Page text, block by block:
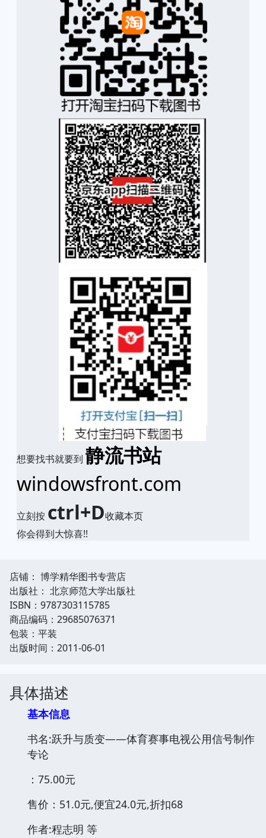
想要找书就要到 静流书站
windowsfront.com
立刻按 ctrl+D收藏本页
你会得到大惊喜!!
店铺： 博学精华图书专营店
出版社： 北京师范大学出版社
ISBN：9787303115785
商品编码：29685076371
包装：平装
出版时间：2011-06-01
具体描述
基本信息
书名:跃升与质变——体育赛事电视公用信号制作
专论
：75.00元
售价：51.0元,便宜24.0元,折扣68
作者:程志明 等